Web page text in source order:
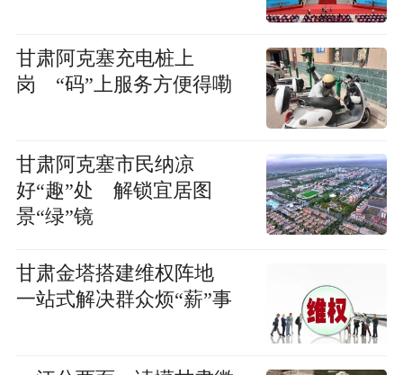
甘肃阿克塞充电桩上
岗 “码”上服务方便得嘞
甘肃阿克塞市民纳凉
好“趣”处 解锁宜居图
景“绿”镜
甘肃金塔搭建维权阵地
一站式解决群众烦“薪”事